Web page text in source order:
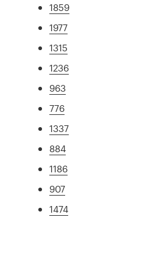
1859
1977
1315
1236
963
776
1337
884
1186
907
1474